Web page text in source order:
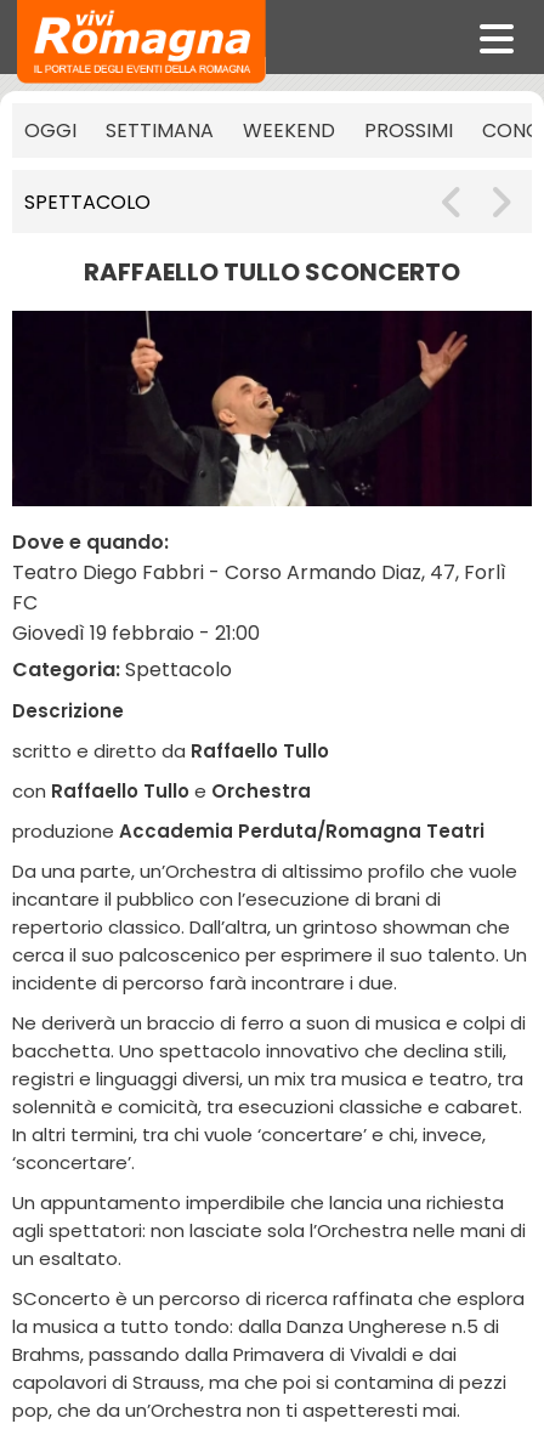
OGGI SETTIMANA WEEKEND PROSSIMI
SPETTACOLO
RAFFAELLO TULLO SCONCERTO
Dove e quando:
Teatro Diego Fabbri - Corso Armando Diaz, 47, Forlì
FC
Giovedì 19 febbraio - 21:00
Categoria:Spettacolo
Descrizione
scritto e diretto da Raffaello Tullo
con Raffaello Tullo e Orchestra
produzione Accademia Perduta/Romagna Teatri
Da una parte, un’Orchestra di altissimo profilo che vuole
incantare il pubblico con l’esecuzione di brani di
repertorio classico. Dall’altra, un grintoso showman che
cerca il suo palcoscenico per esprimere il suo talento. Un
incidente di percorso farà incontrare i due.
Ne deriverà un braccio di ferro a suon di musica e colpi di
bacchetta. Uno spettacolo innovativo che declina stili,
registri e linguaggi diversi, un mix tra musica e teatro, tra
solennità e comicità, tra esecuzioni classiche e cabaret.
In altri termini, tra chi vuole ‘concertare’ e chi, invece,
‘sconcertare’.
Un appuntamento imperdibile che lancia una richiesta
agli spettatori: non lasciate sola l’Orchestra nelle mani di
un esaltato.
SConcerto è un percorso di ricerca raffinata che esplora
la musica a tutto tondo: dalla Danza Ungherese n.5 di
Brahms, passando dalla Primavera di Vivaldi e dai
capolavori di Strauss, ma che poi si contamina di pezzi
pop, che da un’Orchestra non ti aspetteresti mai.